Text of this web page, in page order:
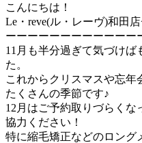
こんにちは！
Le・reve(ル・レーヴ)和田
ーーーーーーーーーーーー
11月も半分過ぎて気づけば
た。
これからクリスマスや忘
たくさんの季節です♪
12月はご予約取りづらく
協力ください！
特に縮毛矯正などのロング